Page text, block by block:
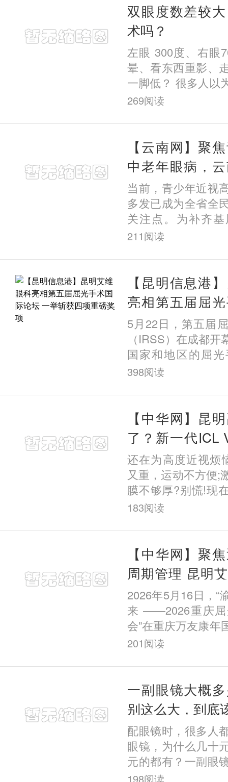
双眼度数差较
术吗？
左眼 300度、右眼
晕、看东西重影、
一脚低？ 很多人以
大 =不能做近视手
视手术
269阅读
【云南网】聚
中老年眼病，
院深耕基层护健
当前，青少年近视
多发已成为全省全
关注点。为补齐
板，近日，云南艾
龄段
211阅读
【昆明信息港
亮相第五届屈
一举斩获四项重
5月22日，第五届
（IRSS）在成都
国家和地区的屈
堂，围绕全飞秒技
交流。昆
398阅读
【中华网】昆
了？新一代ICL
多牛？深度解析
还在为高度近视烦
又重，运动不方便;
膜不够厚?别慌!现
更安全的选择
里戴了一副“超
183阅读
【中华网】聚
周期管理 昆明
院长在重庆屈
题报告
2026年5月16日，“
来 ——2026重庆屈
会”在重庆万友康年
幕。本次会议汇聚
应用
201阅读
一副眼镜大概
别这么大，到底
配眼镜时，很多人
眼镜，为什么几十
元的都有？一副眼
合理？其实眼镜
198阅读